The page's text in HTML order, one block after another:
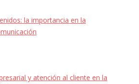
la importancia en la
y atención al cliente en la